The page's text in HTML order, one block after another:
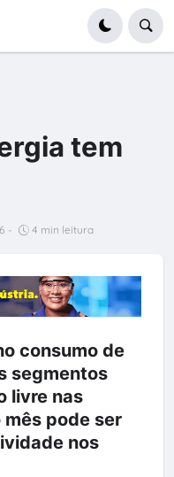
tem
- 4 min leitura
consumo de
segmentos
livre nas
pode ser
nos